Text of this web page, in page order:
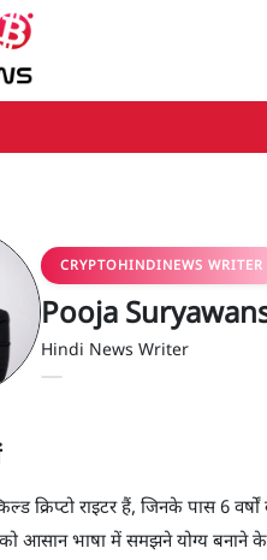
CRYPTOHINDINEWS WRITER
Pooja
Hindi News Writer
क्रिप्टो राइटर हैं, जिनके पास 6
आसान भाषा में समझने योग्य बनाने के